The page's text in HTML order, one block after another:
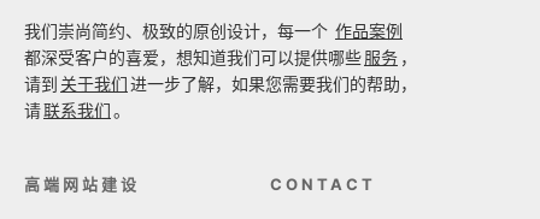
我们崇尚简约、极致的原创设计，每一个 作品案例
都深受客户的喜爱，想知道我们可以提供哪些服务 ，
请到 关于我们进一步了解，如果您需要我们的帮助，
请联系我们。
高端网站建设 CONTACT